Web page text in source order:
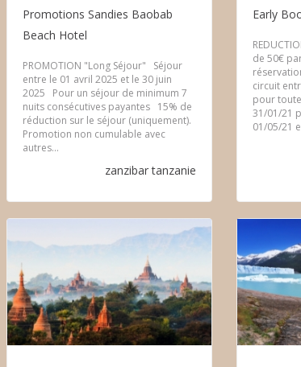
Promotions Sandies Baobab
Beach Hotel
PROMOTION "Long Séjour" Séjour
entre le 01 avril 2025 et le 30 juin
2025 Pour un séjour de minimum 7
nuits consécutives payantes 15% de
réduction sur le séjour (uniquement).
Promotion non cumulable avec
autres...
zanzibar tanzanie
Early
de 50€
circuit
pour
31/01/21
01/05/21